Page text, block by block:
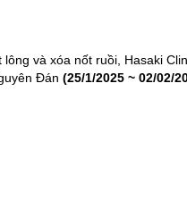
và xóa nốt ruồi, Hasaki
Đán (25/1/2025 ~ 02/02/